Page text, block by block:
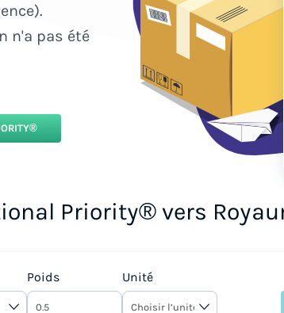
n'a pas été
Priority® vers
Poids Unité